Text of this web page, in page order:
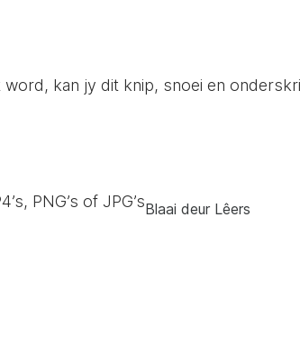
kan jy dit knip, snoei en
PNG’s of JPG’sBlaai deur Lêers